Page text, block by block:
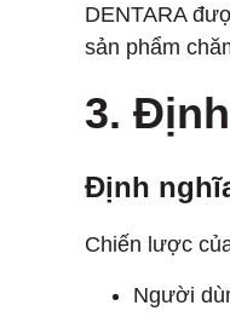
DENTARA
sản phẩm
3.
Định
Chiến lược
Người